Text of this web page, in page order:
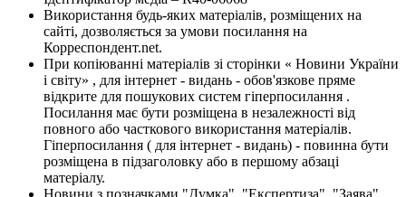
Використання будь-яких матеріалів, розміщених на
сайті, дозволяється за умови посилання на
Корреспондент.net.
При копіюванні матеріалів зі сторінки « Новини України
і світу» , для інтернет - видань - обов'язкове пряме
відкрите для пошукових систем гіперпосилання .
Посилання має бути розміщена в незалежності від
повного або часткового використання матеріалів.
Гіперпосилання ( для інтернет - видань) - повинна бути
розміщена в підзаголовку або в першому абзаці
матеріалу.
Новини з позначками "Думка", "Експертиза", "Заява",